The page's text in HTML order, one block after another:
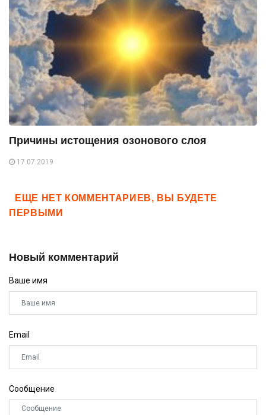
Причины истощения озонового слоя
17.07.2019
ЕЩЕ НЕТ КОММЕНТАРИЕВ, ВЫ БУДЕТЕ
ПЕРВЫМИ
Новый комментарий
Ваше имя
Email
Сообщение